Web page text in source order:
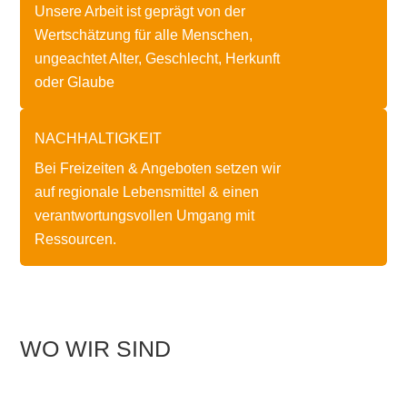
Unsere Arbeit ist geprägt von der
Wertschätzung für alle Menschen,
ungeachtet Alter, Geschlecht, Herkunft
oder Glaube
NACHHALTIGKEIT
Bei Freizeiten & Angeboten setzen wir
auf regionale Lebensmittel & einen
verantwortungsvollen Umgang mit
Ressourcen.
WO WIR SIND